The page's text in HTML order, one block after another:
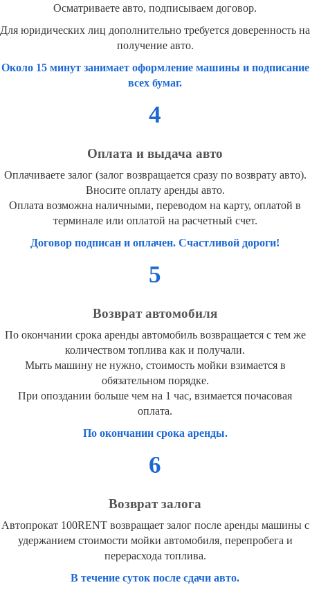
Осматриваете авто, подписываем договор.
Для юридических лиц дополнительно требуется доверенность на
получение авто.
Около 15 минут занимает оформление машины и подписание
всех бумаг.
4
Оплата и выдача авто
Оплачиваете залог (залог возвращается сразу по возврату авто).
Вносите оплату аренды авто.
Оплата возможна наличными, переводом на карту, оплатой в
терминале или оплатой на расчетный счет.
Договор подписан и оплачен. Счастливой дороги!
5
Возврат автомобиля
По окончании срока аренды автомобиль возвращается с тем же
количеством топлива как и получали.
Мыть машину не нужно, стоимость мойки взимается в
обязательном порядке.
При опоздании больше чем на 1 час, взимается почасовая
оплата.
По окончании срока аренды.
6
Возврат залога
Автопрокат 100RENT возвращает залог после аренды машины с
удержанием стоимости мойки автомобиля, перепробега и
перерасхода топлива.
В течение суток после сдачи авто.